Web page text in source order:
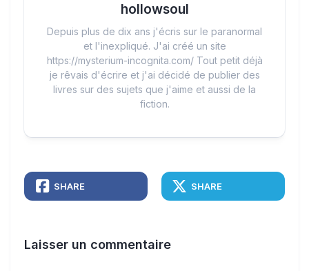
hollowsoul
Depuis plus de dix ans j'écris sur le paranormal
et l'inexpliqué. J'ai créé un site
https://mysterium-incognita.com/ Tout petit déjà
je rêvais d'écrire et j'ai décidé de publier des
livres sur des sujets que j'aime et aussi de la
fiction.
SHARE SHARE
Laisser un commentaire